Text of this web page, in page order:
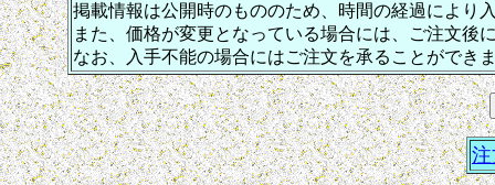
掲載情報は公開時のもののため、時間の経過により
また、価格が変更となっている場合には、ご注文後
なお、入手不能の場合にはご注文を承ることができ